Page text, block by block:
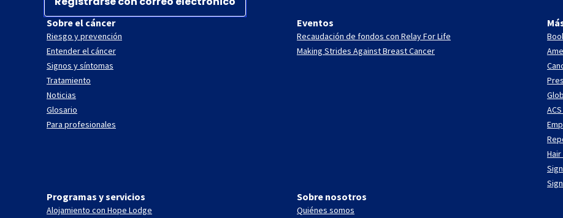
Sobre el cáncer
Riesgo y prevención
Entender el cáncer
Signos y síntomas
Tratamiento
Noticias
Glosario
Para profesionales
Eventos
Recaudación de fondos con Relay For Life
Making Strides Against Breast Cancer
Programas y servicios
Alojamiento con Hope Lodge
Sobre nosotros
Quiénes somos